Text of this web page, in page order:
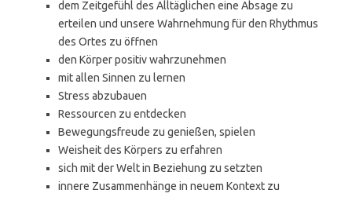
dem Zeitgefühl des Alltäglichen eine Absage zu
erteilen und unsere Wahrnehmung für den Rhythmus
des Ortes zu öffnen
den Körper positiv wahrzunehmen
mit allen Sinnen zu lernen
Stress abzubauen
Ressourcen zu entdecken
Bewegungsfreude zu genießen, spielen
Weisheit des Körpers zu erfahren
sich mit der Welt in Beziehung zu setzten
innere Zusammenhänge in neuem Kontext zu